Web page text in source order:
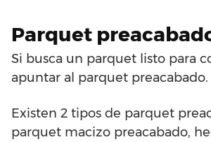
Parquet
Si busca un parquet listo para
apuntar al parquet preacabado.
Existen 2 tipos de parquet
parquet macizo preacabado,